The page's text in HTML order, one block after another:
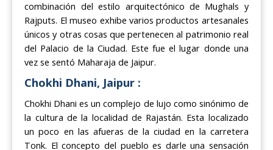
combinación del estilo arquitectónico de Mughals y
Rajputs. El museo exhibe varios productos artesanales
únicos y otras cosas que pertenecen al patrimonio real
del Palacio de la Ciudad. Este fue el lugar donde una
vez se sentó Maharaja de Jaipur.
Chokhi Dhani, Jaipur :
Chokhi Dhani es un complejo de lujo como sinónimo de
la cultura de la localidad de Rajastán. Esta localizado
un poco en las afueras de la ciudad en la carretera
Tonk. El concepto del pueblo es darle una sensación